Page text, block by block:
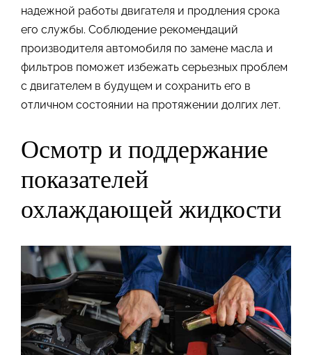
надежной работы двигателя и продления срока
его службы. Соблюдение рекомендаций
производителя автомобиля по замене масла и
фильтров поможет избежать серьезных проблем
с двигателем в будущем и сохранить его в
отличном состоянии на протяжении долгих лет.
Осмотр и поддержание
показателей
охлаждающей жидкости